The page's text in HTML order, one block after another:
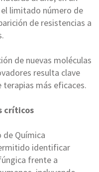
limitado número de
de resistencias a
de nuevas moléculas
resulta clave
terapias más eficaces.
críticos
de Química
identificar
frente a